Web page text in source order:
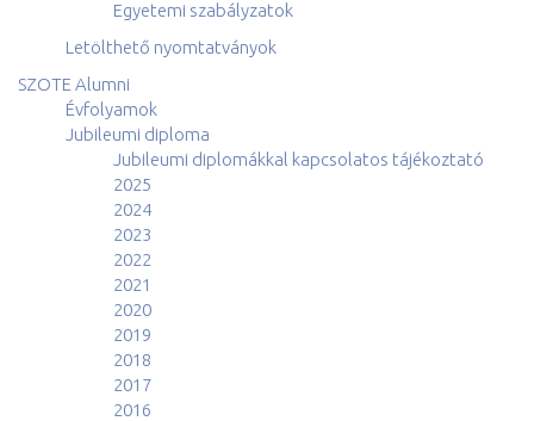
Egyetemi szabályzatok
Letölthető nyomtatványok
SZOTE Alumni
Évfolyamok
Jubileumi diploma
Jubileumi diplomákkal kapcsolatos tájékoztató
2025
2024
2023
2022
2021
2020
2019
2018
2017
2016